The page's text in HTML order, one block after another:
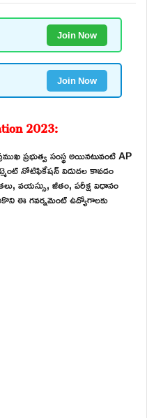
Join Now
Join Now
2023:
ప్రభుత్వ సంస్థ అయినటువంటి AP
నోటిఫికేషన్ విడుదల కావడం
వయస్సు, జీతం, పరీక్ష విధానం
ఈ గవర్నమెంట్ ఉద్యోగాలకు